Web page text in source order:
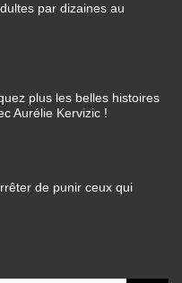
par dizaines au
plus les belles histoires
Aurélie Kervizic !
de punir ceux qui